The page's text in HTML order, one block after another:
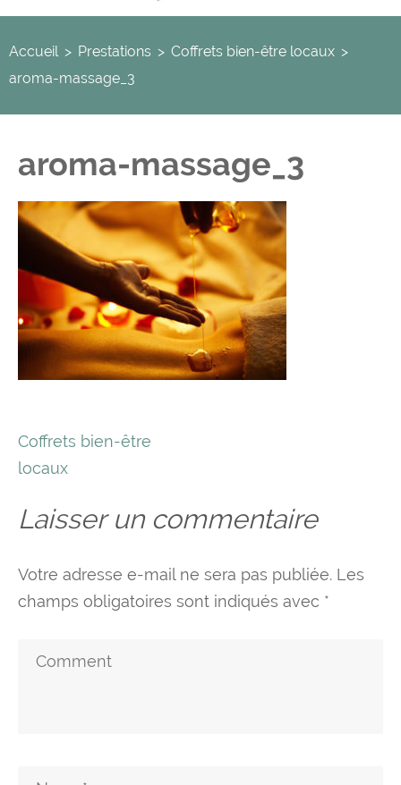
Accueil > Prestations > Coffrets bien-être locaux >
aroma-massage_3
aroma-massage_3
Navigation
de
Coffrets bien-être
locaux
Laisser un commentaire
Votre adresse e-mail ne sera pas publiée. Les
champs obligatoires sont indiqués avec *